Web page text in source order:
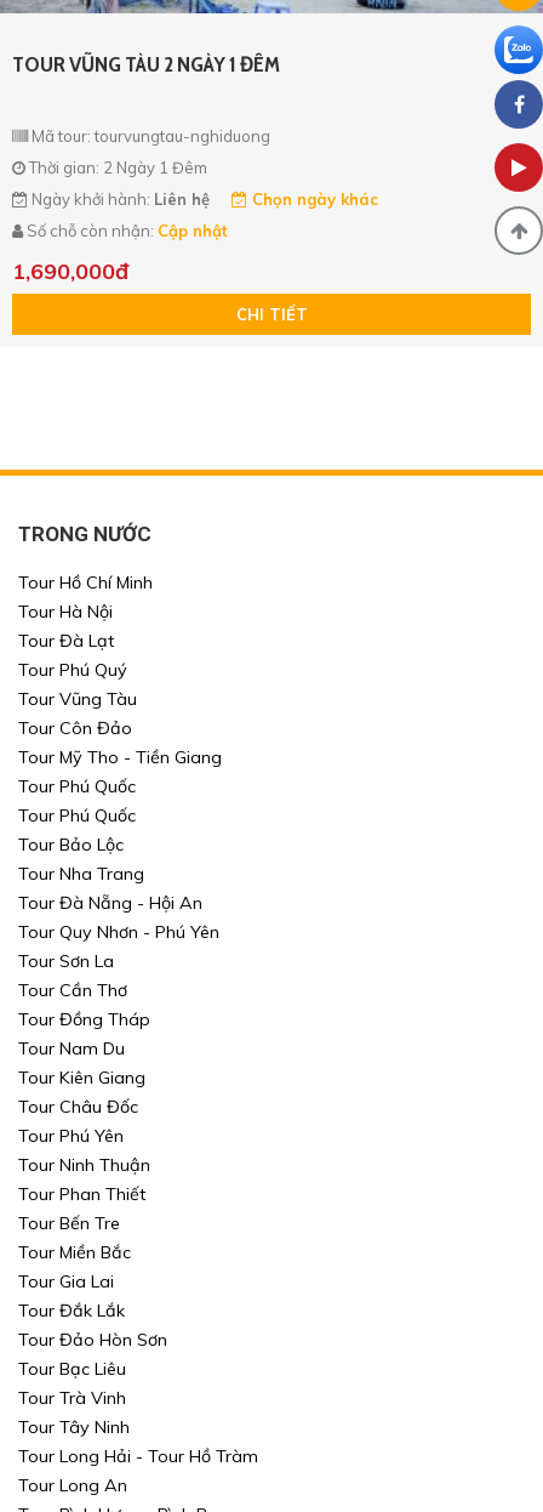
TOUR VŨNG TÀU 2 NGÀY 1 ĐÊM
Mã tour: tourvungtau-nghiduong
Thời gian: 2 Ngày 1 Đêm
Ngày khởi hành: Liên hệ
Chọn ngày khác
Số chỗ còn nhận: Cập nhật
1,690,000đ
CHI TIẾT
TRONG NƯỚC
Tour Hồ Chí Minh
Tour Hà Nội
Tour Đà Lạt
Tour Phú Quý
Tour Vũng Tàu
Tour Côn Đảo
Tour Mỹ Tho - Tiền Giang
Tour Phú Quốc
Tour Phú Quốc
Tour Bảo Lộc
Tour Nha Trang
Tour Đà Nẵng - Hội An
Tour Quy Nhơn - Phú Yên
Tour Sơn La
Tour Cần Thơ
Tour Đồng Tháp
Tour Nam Du
Tour Kiên Giang
Tour Châu Đốc
Tour Phú Yên
Tour Ninh Thuận
Tour Phan Thiết
Tour Bến Tre
Tour Miền Bắc
Tour Gia Lai
Tour Đắk Lắk
Tour Đảo Hòn Sơn
Tour Bạc Liêu
Tour Trà Vinh
Tour Tây Ninh
Tour Long Hải - Tour Hồ Tràm
Tour Long An